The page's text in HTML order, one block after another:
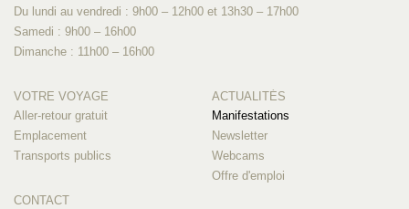
Du lundi au vendredi : 9h00 – 12h00 et 13h30 – 17h00
Samedi : 9h00 – 16h00
Dimanche : 11h00 – 16h00
VOTRE VOYAGE
Aller-retour gratuit
Emplacement
Transports publics
CONTACT
ACTUALITÉS
Manifestations
Newsletter
Webcams
Offre d'emploi